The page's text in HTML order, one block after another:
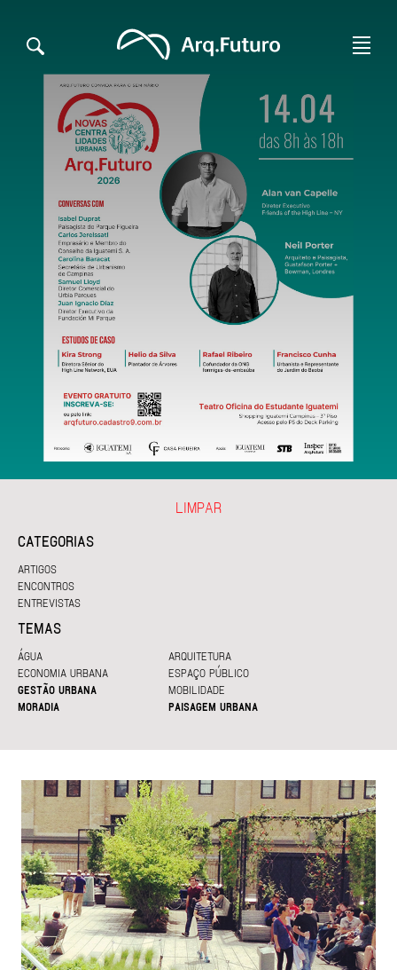
CATEGORIAS
ARTIGOS
ENCONTROS
ENTREVISTAS
TEMAS
ÁGUA
ARQUITETURA
ECONOMIA URBANA
ESPAÇO PÚBLICO
GESTÃO URBANA
MOBILIDADE
MORADIA
PAISAGEM URBANA
LIMPAR